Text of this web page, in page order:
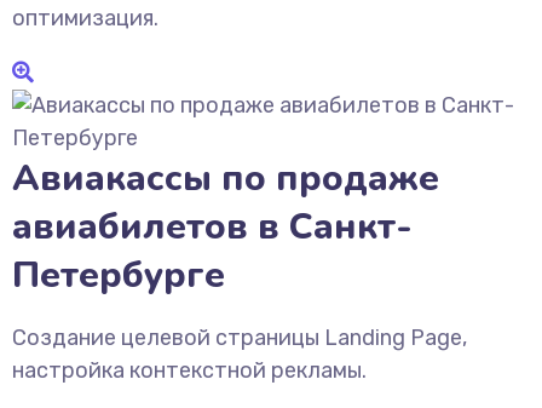
оптимизация.
Авиакассы по продаже
авиабилетов в Санкт-
Петербурге
Создание целевой страницы Landing Page,
настройка контекстной рекламы.